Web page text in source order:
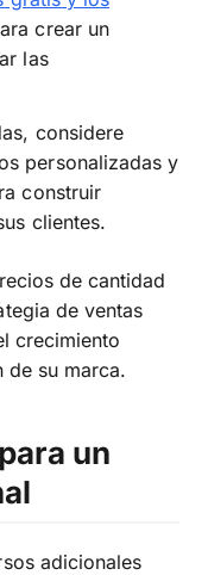
crear un
las
considere
personalizadas y
construir
clientes.
de cantidad
de ventas
crecimiento
de su marca.
un
adicionales